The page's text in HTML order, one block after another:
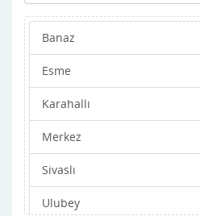
Banaz
Esme
Karahallı
Merkez
Sivaslı
Ulubey